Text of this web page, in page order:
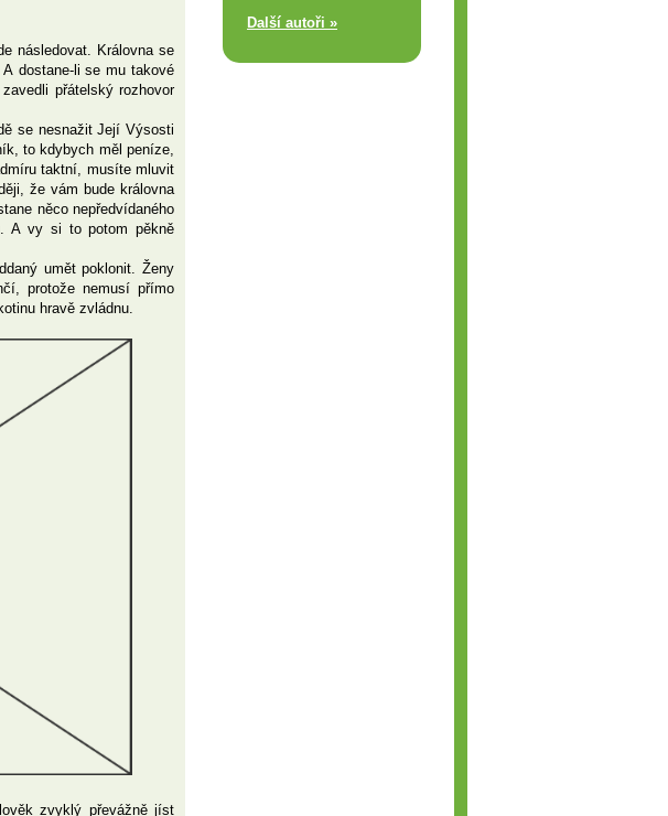
následovat. Královna se
dostane-li se mu takové
přátelský rozhovor
se nesnažit Její Výsosti
to kdybych měl peníze,
taktní, musíte mluvit
že vám bude královna
něco nepředvídaného
A vy si to potom pěkně
umět poklonit. Ženy
protože nemusí přímo
hravě zvládnu.
zvyklý převážně jíst
Další autoři »